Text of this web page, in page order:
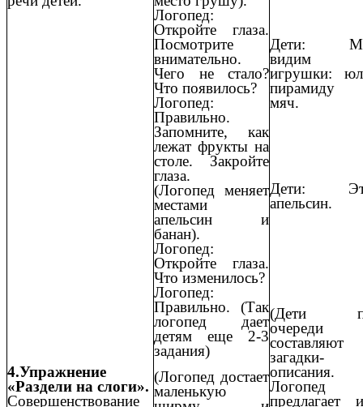
4.Упражнение
«Раздели на слоги».
Совершенствование
Логопед:
Откройте глаза.
Посмотрите
внимательно.
Чего не стало?
Что появилось?
Логопед:
Правильно.
Запомните, как
лежат фрукты на
столе. Закройте
глаза.
(Логопед меняет
местами
апельсин и
банан).
Логопед:
Откройте глаза.
Что изменилось?
Логопед:
Правильно. (Так
логопед дает
детям еще 2-3
задания)
(Логопед достает
маленькую
Дети:
видим
игрушки:
пирамиду
мяч.
Дети:
апельсин.
(Дети
очереди
составляют
загадки-
описания.
Логопед
предлагает